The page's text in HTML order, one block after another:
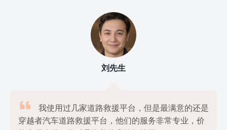
刘先生

我使用过几家道路救援平台，但是最满意的还是
穿越者汽车道路救援平台，他们的服务非常专业，价